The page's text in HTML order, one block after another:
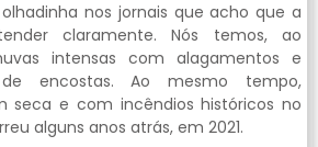
nos jornais que acho que a
claramente. Nós temos, ao
intensas com alagamentos e
de encostas. Ao mesmo tempo,
seca e com incêndios históricos no
alguns anos atrás, em 2021.